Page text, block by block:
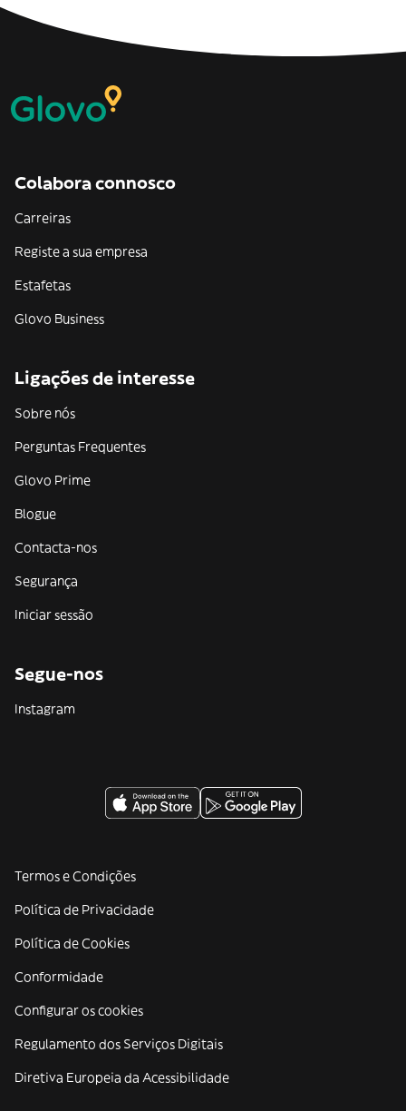
Colabora connosco
Carreiras
Registe a sua empresa
Estafetas
Glovo Business
Ligações de interesse
Sobre nós
Perguntas Frequentes
Glovo Prime
Blogue
Contacta-nos
Segurança
Iniciar sessão
Segue-nos
Instagram
Termos e Condições
Política de Privacidade
Política de Cookies
Conformidade
Configurar os cookies
Regulamento dos Serviços Digitais
Diretiva Europeia da Acessibilidade